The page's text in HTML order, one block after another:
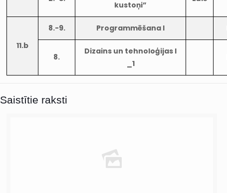
kustoņi”
11.b
8.-9. Programmēšana I
8.
Dizains un tehnoloģijas I
_1
Saistītie raksti